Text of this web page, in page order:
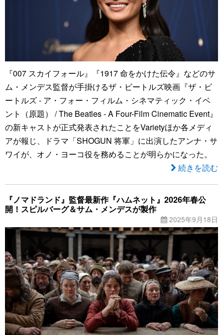
『007 スカイフォール』『1917 命をかけた伝令』などのサ
ム・メンデス監督が手掛けるザ・ビートルズ映画『ザ・ビ
ートルズ - ア・フォー・フィルム・シネマティック・イベ
ント（原題） / The Beatles - A Four-Film Cinematic Event』
の新キャストが正式発表されたことをVarietyほか各メディ
アが報じ、ドラマ「SHOGUN 将軍」に出演したアンナ・サ
ワイが、オノ・ヨーコ役を務めることが明らかになった。
続きを読む
『ノマドランド』監督最新作『ハムネット』2026年春公
開！スピルバーグ＆サム・メンデスが製作
2025年9月18日